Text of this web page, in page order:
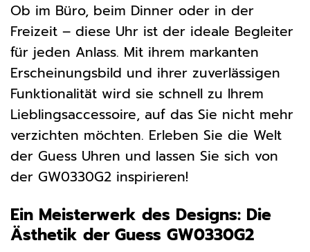
Ob im Büro, beim Dinner oder in der
Freizeit – diese Uhr ist der ideale Begleiter
für jeden Anlass. Mit ihrem markanten
Erscheinungsbild und ihrer zuverlässigen
Funktionalität wird sie schnell zu Ihrem
Lieblingsaccessoire, auf das Sie nicht mehr
verzichten möchten. Erleben Sie die Welt
der Guess Uhren und lassen Sie sich von
der GW0330G2 inspirieren!
Ein Meisterwerk des Designs: Die
Ästhetik der Guess GW0330G2